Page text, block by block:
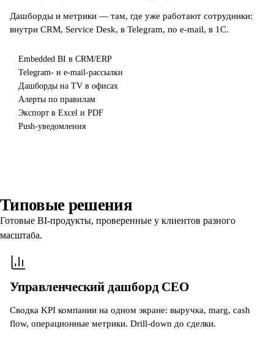
Дашборды и метрики — там, где уже работают сотрудники:
внутри CRM, Service Desk, в Telegram, по e-mail, в 1С.
Embedded BI в CRM/ERP
Telegram- и e-mail-рассылки
Дашборды на TV в офисах
Алерты по правилам
Экспорт в Excel и PDF
Push-уведомления
Типовые решения
Готовые BI-продукты, проверенные у клиентов разного
масштаба.
Управленческий дашборд CEO
Сводка KPI компании на одном экране: выручка, marg, cash
flow, операционные метрики. Drill-down до сделки.